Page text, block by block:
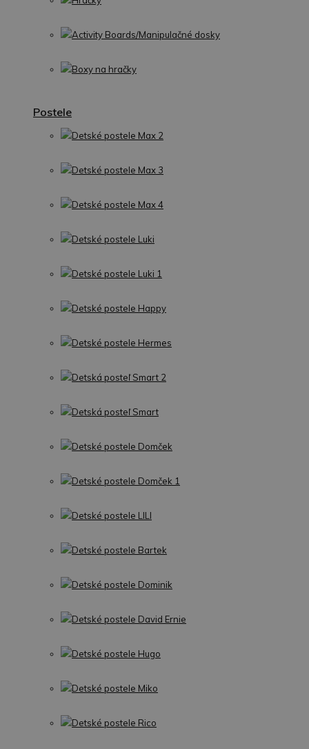
Activity Boards/Manipulačné dosky
Boxy na hračky
Postele
Detské postele Max 2
Detské postele Max 3
Detské postele Max 4
Detské postele Luki
Detské postele Luki 1
Detské postele Happy
Detské postele Hermes
Detská posteľ Smart 2
Detská posteľ Smart
Detské postele Domček
Detské postele Domček 1
Detské postele LILI
Detské postele Bartek
Detské postele Dominik
Detské postele David Ernie
Detské postele Hugo
Detské postele Miko
Detské postele Rico